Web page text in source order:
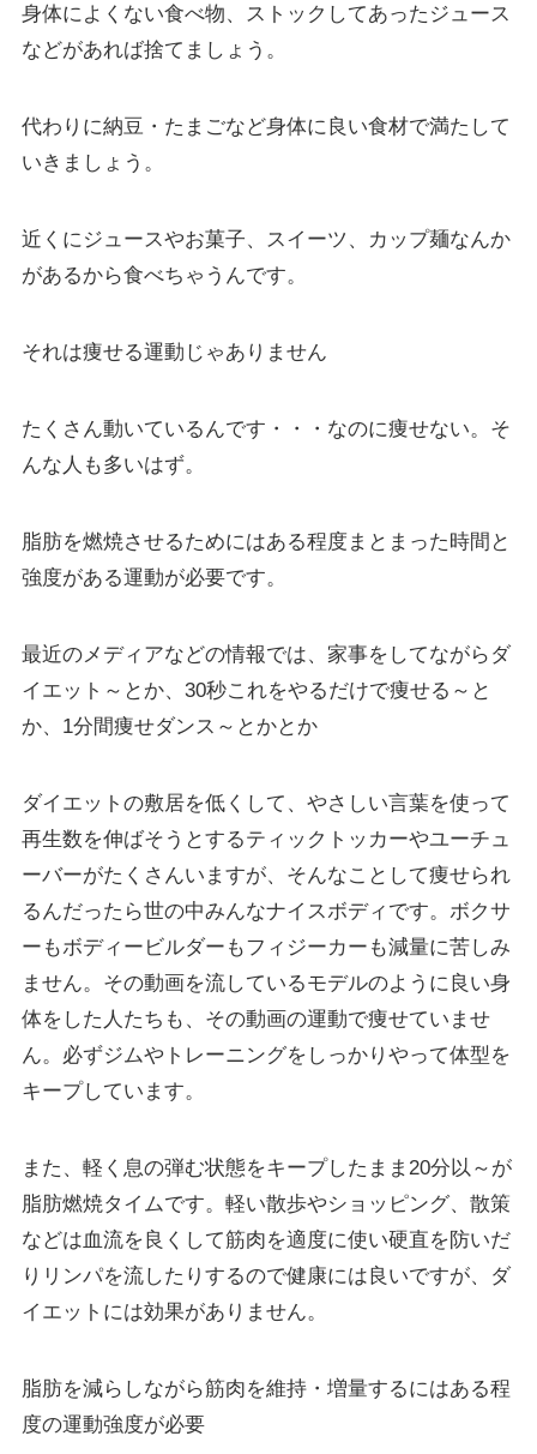
身体によくない食べ物、ストックしてあったジュース
などがあれば捨てましょう。
代わりに納豆・たまごなど身体に良い食材で満たして
いきましょう。
近くにジュースやお菓子、スイーツ、カップ麺なんか
があるから食べちゃうんです。
それは痩せる運動じゃありません
たくさん動いているんです・・・なのに痩せない。そ
んな人も多いはず。
脂肪を燃焼させるためにはある程度まとまった時間と
強度がある運動が必要です。
最近のメディアなどの情報では、家事をしてながらダ
イエット～とか、30秒これをやるだけで痩せる～と
か、1分間痩せダンス～とかとか
ダイエットの敷居を低くして、やさしい言葉を使って
再生数を伸ばそうとするティックトッカーやユーチュ
ーバーがたくさんいますが、そんなことして痩せられ
るんだったら世の中みんなナイスボディです。ボクサ
ーもボディービルダーもフィジーカーも減量に苦しみ
ません。その動画を流しているモデルのように良い身
体をした人たちも、その動画の運動で痩せていませ
ん。必ずジムやトレーニングをしっかりやって体型を
キープしています。
また、軽く息の弾む状態をキープしたまま20分以～が
脂肪燃焼タイムです。軽い散歩やショッピング、散策
などは血流を良くして筋肉を適度に使い硬直を防いだ
りリンパを流したりするので健康には良いですが、ダ
イエットには効果がありません。
脂肪を減らしながら筋肉を維持・増量するにはある程
度の運動強度が必要